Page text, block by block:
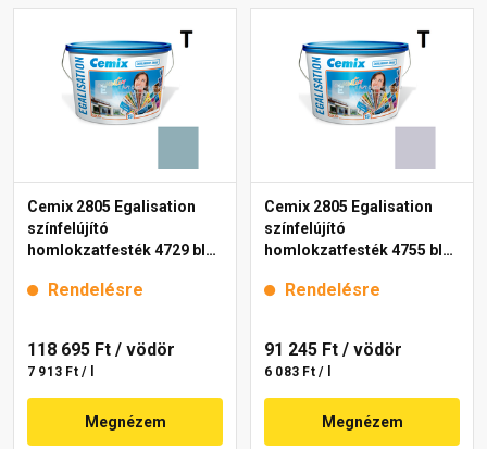
Cemix 2805 Egalisation
színfelújító
homlokzatfesték 4729 blue
Rendelésre
118 695 Ft / vödör
7 913 Ft / l
Megnézem
Cemix 2805 Egalisation
színfelújító
homlokzatfesték 4755 blue
Rendelésre
91 245 Ft / vödör
6 083 Ft / l
Megnézem